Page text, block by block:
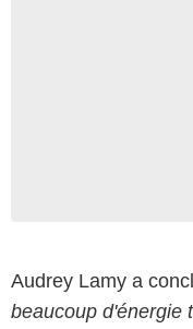
Audrey Lamy a
beaucoup d'énergie